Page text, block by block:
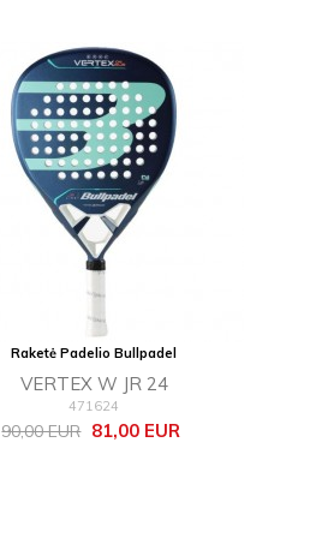
Raketė Padelio Bullpadel
VERTEX W JR 24
471624
Bazinė
90,00 EUR Kaina
81,00 EUR